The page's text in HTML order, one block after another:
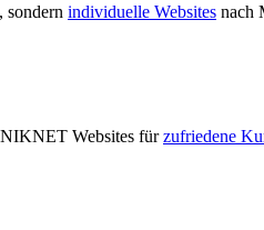
individuelle Websites nach
Websites fürzufriedene